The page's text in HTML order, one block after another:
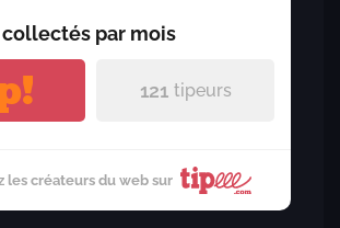
collectés par mois
121 tipeurs
les créateurs du web sur